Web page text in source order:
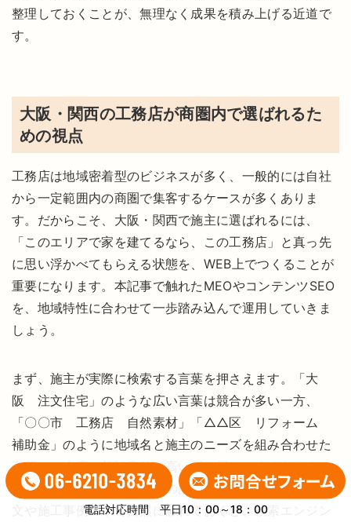
整理しておくことが、無理なく成果を積み上げる近道で
す。
大阪・関西の工務店が商圏内で選ばれるた
めの視点
工務店は地域密着型のビジネスが多く、一般的には自社
から一定範囲内の商圏で集客するケースが多くありま
す。だからこそ、大阪・関西で施主に選ばれるには、
「このエリアで家を建てるなら、この工務店」と真っ先
に思い浮かべてもらえる状態を、WEB上でつくることが
重要になります。本記事で触れたMEOやコンテンツSEO
を、地域特性に合わせて一歩踏み込んで運用していきま
しょう。
まず、施主が実際に検索する言葉を押さえます。「大
阪 注文住宅」のような広い言葉は競合が多い一方、
「〇〇市 工務店 自然素材」「△△区 リフォーム
補助金」のように地域名と施主のニーズを組み合わせた
言葉は、来店・相談意欲の高い層に届きやすくなりま
す。対応エリアや施工実績のある市区町名を、サイト本
文や施工事例の中で自然に触れておくと、検索エンジン
電話対応時間 平日10：00～18：00